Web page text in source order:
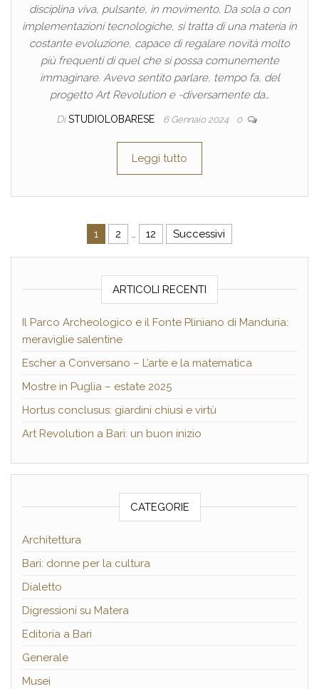
disciplina viva, pulsante, in movimento. Da sola o con
implementazioni tecnologiche, si tratta di una materia in
costante evoluzione, capace di regalare novità molto
più frequenti di quel che si possa comunemente
immaginare. Avevo sentito parlare, tempo fa, del
progetto Art Revolution e -diversamente da…
Di STUDIOLOBARESE 6 Gennaio 2024 0
Leggi tutto
Paginazione degli articoli
1 2 … 12 Successivi
ARTICOLI RECENTI
Il Parco Archeologico e il Fonte Pliniano di Manduria:
meraviglie salentine
Escher a Conversano – L’arte e la matematica
Mostre in Puglia – estate 2025
Hortus conclusus: giardini chiusi e virtù
Art Revolution a Bari: un buon inizio
CATEGORIE
Architettura
Bari: donne per la cultura
Dialetto
Digressioni su Matera
Editoria a Bari
Generale
Musei